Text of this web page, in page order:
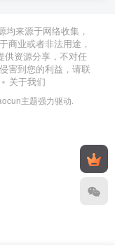
均来源于网络收集，
商业或者非法用途，
供资源分享，不对任
害到您的利益，请联
关于我们
主题强力驱动.